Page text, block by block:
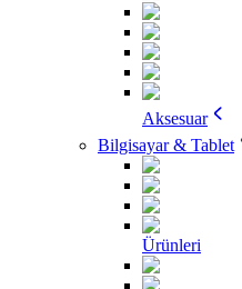
Aksesuar
Bilgisayar & Tablet
Ürünleri